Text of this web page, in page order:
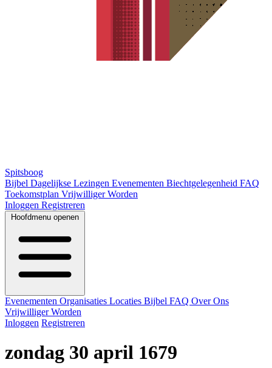
Spitsboog
Bijbel Dagelijkse Lezingen Evenementen Biechtgelegenheid FAQ
Toekomstplan Vrijwilliger Worden
Inloggen Registreren
Hoofdmenu openen
Evenementen Organisaties Locaties Bijbel FAQ Over Ons
Vrijwilliger Worden
Inloggen Registreren
zondag 30 april 1679